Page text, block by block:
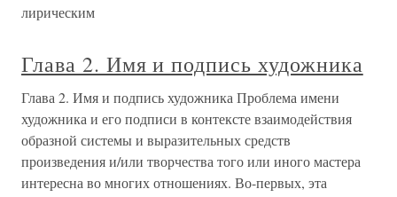
лирическим
Глава 2. Имя и подпись художника
Глава 2. Имя и подпись художника Проблема имени
художника и его подписи в контексте взаимодействия
образной системы и выразительных средств
произведения и/или творчества того или иного мастера
интересна во многих отношениях. Во-первых, эта